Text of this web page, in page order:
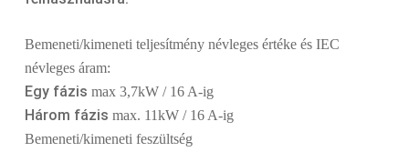
Bemeneti/kimeneti teljesítmény névleges értéke és IEC
névleges áram:
Egy fázis max 3,7kW / 16 A-ig
Három fázis max. 11kW / 16 A-ig
Bemeneti/kimeneti feszültség